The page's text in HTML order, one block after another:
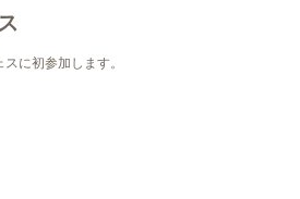
に初参加します。